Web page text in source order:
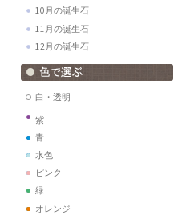
10月の誕生石
11月の誕生石
12月の誕生石
白・透明
紫
青
水色
ピンク
緑
オレンジ